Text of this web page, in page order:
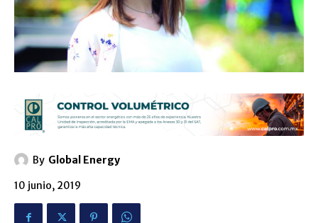
By Global Energy
10 junio, 2019